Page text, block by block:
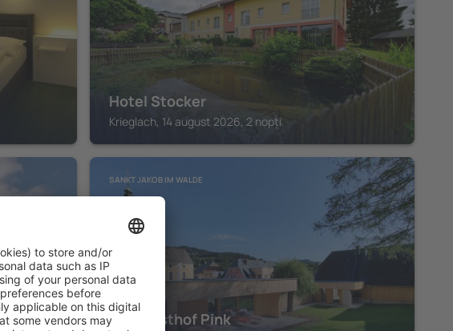
Hotel Stocker
Krieglach, 14 august 2026, 2 nopți
SANKT JAKOB IM WALDE
Landgasthof Pink